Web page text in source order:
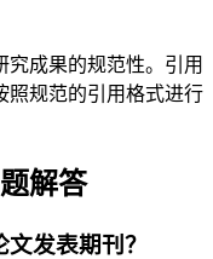
成果的规范性。引用
照规范的引用格式进行
解答
发表期刊？